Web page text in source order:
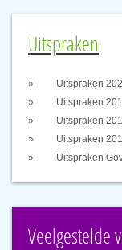
Uitspraken
Uitspraken
Uitspraken
Uitspraken
Uitspraken
Uitspraken
Veelgestelde